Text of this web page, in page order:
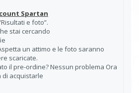
Spartan
e foto”.
stai cercando
un attimo e le foto saranno
scaricate.
il pre-ordine? Nessun problema Ora
di acquistarle